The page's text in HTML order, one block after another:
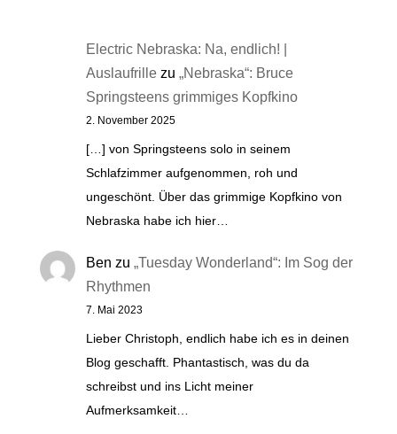
Electric Nebraska: Na, endlich! |
Auslaufrillezu „Nebraska“: Bruce
Springsteens grimmiges Kopfkino
2. November 2025
[…] von Springsteens solo in seinem
Schlafzimmer aufgenommen, roh und
ungeschönt. Über das grimmige Kopfkino von
Nebraska habe ich hier…
Ben zu „Tuesday Wonderland“: Im Sog der
Rhythmen
7. Mai 2023
Lieber Christoph, endlich habe ich es in deinen
Blog geschafft. Phantastisch, was du da
schreibst und ins Licht meiner
Aufmerksamkeit…